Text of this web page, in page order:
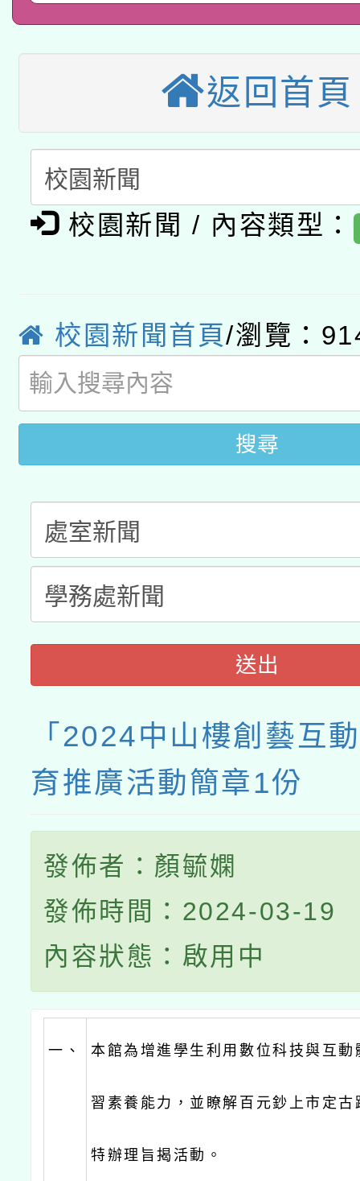
用水績優單位及節水達
答一案
有關本府115年70歲以
人員健康講座「吃得安
心」，鼓勵退休同仁踴
案。
本校115學年度第2次
招甄選結果公告(無人
招)
適應運動共學行動站研
本館辦理115年度閱讀
暨閱讀推動專業研習
科技賦能─人工智慧
礎課程
A3數位素養講師名單
薪期間赴陸應申請許可
轉知經濟部水利署委託
業技術研究院辦理「
用水績優單位及節水達
動」
返回首頁
校園新聞 / 內容類型：
校園新聞首頁/瀏覽：
搜尋
送出
「2024中山樓創藝互
育推廣活動簡章1份
發佈者：顏毓嫻
發佈時間：2024-03-19
內容狀態：啟用中
一、 本館為增進學生利用數位科技與互
習素養能力，並瞭解百元鈔上市定
特辦理旨揭活動。